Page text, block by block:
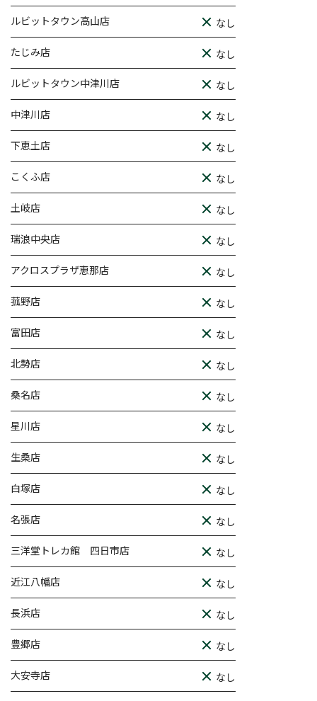
ルビットタウン高山店 なし
たじみ店 なし
ルビットタウン中津川店 なし
中津川店 なし
下恵土店 なし
こくふ店 なし
土岐店 なし
瑞浪中央店 なし
アクロスプラザ恵那店 なし
菰野店 なし
富田店 なし
北勢店 なし
桑名店 なし
星川店 なし
生桑店 なし
白塚店 なし
名張店 なし
三洋堂トレカ館 四日市店 なし
近江八幡店 なし
長浜店 なし
豊郷店 なし
大安寺店 なし